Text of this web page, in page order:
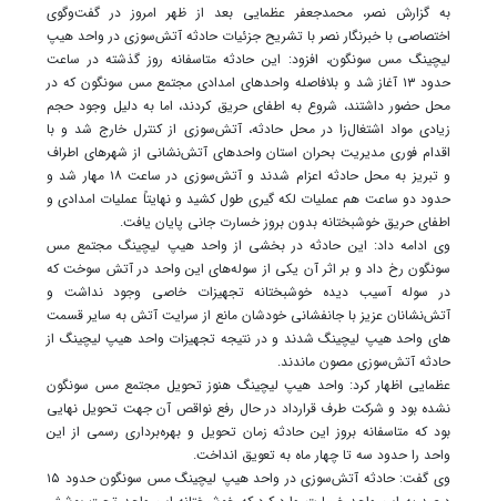
به گزارش نصر، محمدجعفر عظمایی بعد از ظهر امروز در گفت‌وگوی
اختصاصی با خبرنگار نصر با تشریح جزئیات حادثه آتش‌سوزی در واحد هیپ
لیچینگ مس سونگون، افزود: این حادثه متاسفانه روز گذشته در ساعت
حدود ۱۳ آغاز شد و بلافاصله واحد‌های امدادی مجتمع مس سونگون که در
محل حضور داشتند، شروع به اطفای حریق کردند، اما به دلیل وجود حجم
زیادی مواد اشتغال‌زا در محل حادثه، آتش‌سوزی از کنترل خارج شد و با
اقدام فوری مدیریت بحران استان واحد‌های آتش‌نشانی از شهرهای اطراف
و تبریز به محل حادثه اعزام شدند و آتش‌سوزی در ساعت ۱۸ مهار شد و
حدود دو ساعت هم عملیات لکه گیری طول کشید و نهایتاً عملیات امدادی و
اطفای حریق خوشبختانه بدون بروز خسارت جانی پایان یافت.
وی ادامه داد: این حادثه در بخشی از واحد هیپ لیچینگ مجتمع مس
سونگون رخ داد و بر اثر آن یکی از سوله‌های این واحد در آتش سوخت که
در سوله آسیب دیده خوشبختانه تجهیزات خاصی وجود نداشت و
آتش‌نشانان عزیز با جانفشانی خودشان مانع از سرایت آتش به سایر قسمت
های واحد هیپ لیچینگ شدند و در نتیجه تجهیزات واحد هیپ لیچینگ از
حادثه آتش‌سوزی مصون ماندند.
عظمایی اظهار کرد: واحد هیپ لیچینگ هنوز تحویل مجتمع مس سونگون
نشده بود و شرکت طرف قرارداد در حال رفع نواقص آن جهت تحویل نهایی
بود که متاسفانه بروز این حادثه زمان تحویل و بهره‌برداری رسمی از این
واحد را حدود سه تا چهار ماه به تعویق انداخت.
وی گفت: حادثه آتش‌سوزی در واحد هیپ لیچینگ مس سونگون حدود ۱۵